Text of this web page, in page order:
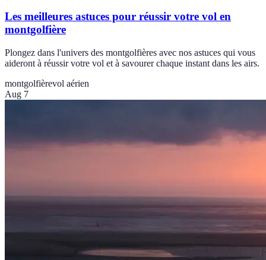
Les meilleures astuces pour réussir votre vol en
montgolfière
Plongez dans l'univers des montgolfières avec nos astuces qui vous
aideront à réussir votre vol et à savourer chaque instant dans les airs.
montgolfièrevol aérien
Aug 7